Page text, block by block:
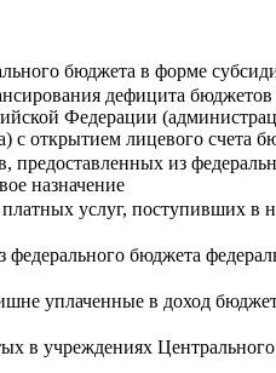
бюджета в форме
дефицита
Федерации
с открытием лицевого счета
из
назначение
услуг, поступивших в
федерального бюджета
уплаченные в доход
в учреждениях